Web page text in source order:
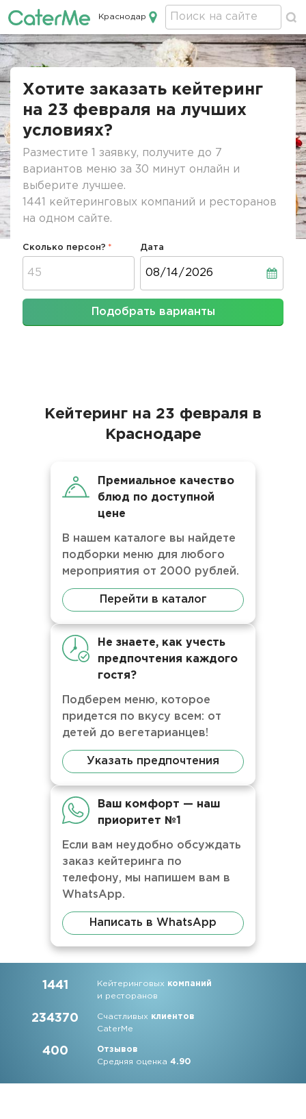
Кейтеринг в Краснодаре
Краснодар
Строка
Хотите заказать кейтеринг
на 23 февраля на лучших
условиях?
Разместите 1 заявку, получите до 7
вариантов меню за 30 минут онлайн и
выберите лучшее.
1441 кейтеринговых компаний и ресторанов
на одном сайте.
Сколько персон? Дата
Подобрать варианты
Кейтеринг на 23 февраля в
Краснодаре
Премиальное качество
блюд по доступной
цене
В нашем каталоге вы найдете
подборки меню для любого
мероприятия от 2000 рублей.
Перейти в каталог
Не знаете, как учесть
предпочтения каждого
гостя?
Подберем меню, которое
придется по вкусу всем: от
детей до вегетарианцев!
Указать предпочтения
Ваш комфорт — наш
приоритет №1
Если вам неудобно обсуждать
заказ кейтеринга по
телефону, мы напишем вам в
WhatsApp.
Написать в WhatsApp
1441 Кейтеринговых компаний
и ресторанов
234370 Счастливых клиентов
CaterMe
400
Отзывов
Средняя оценка4.90